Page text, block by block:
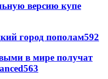
версию купе
город пополам592
в мире получат
563